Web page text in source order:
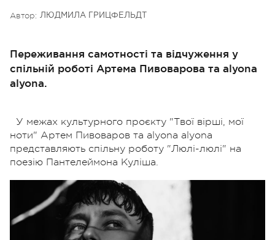
Автор: ЛЮДМИЛА ГРИЦФЕЛЬДТ
Переживання самотності та відчуження у
спільній роботі Артема Пивоварова та alyona
alyona.
У межах культурного проєкту "Твої вірші, мої
ноти" Артем Пивоваров та alyona alyona
представляють спільну роботу "Люлі-люлі" на
поезію Пантелеймона Куліша.